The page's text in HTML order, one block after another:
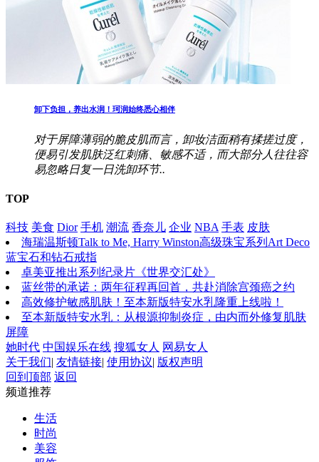
卸下负担，养出水润！珂润始终悉心相伴
对于屏障薄弱的脆皮肌而言，卸妆洁面稍有揉搓过度，
便易引发肌肤泛红刺痛、敏感不适，而大部分人往往容
易忽略日复一日洗卸环节..
TOP
科技 美食 Dior 手机 潮流 香奈儿 企业 NBA 手表 皮肤
海瑞温斯顿Talk to Me, Harry Winston高级珠宝系列Art Deco
蓝宝石和钻石戒指
卓美亚推出系列纪录片《世界交汇处》
蓝丝带的承诺：两年征程再回首，共赴消除宫颈癌之约
高效修护敏感肌肤！至本新版特安水乳隆重上线啦！
至本新版特安水乳：从根源抑制炎症，由内而外修复肌肤
屏障
她时代 中国娱乐在线 搜狐女人 网易女人
关于我们| 友情链接| 使用协议| 版权声明
回到顶部 返回
频道推荐
生活
时尚
美容